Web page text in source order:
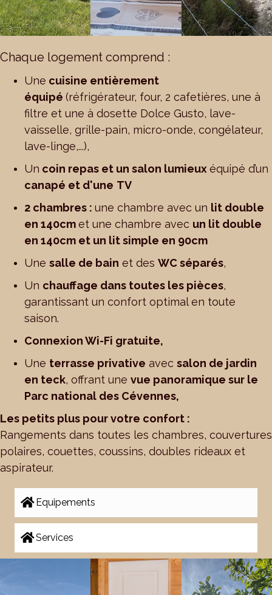
Chaque logement comprend :
Une cuisine entièrement
équipé (réfrigérateur, four, 2 cafetières, une à
filtre et une à dosette Dolce Gusto, lave-
vaisselle, grille-pain, micro-onde, congélateur,
lave-linge,...),
Un coin repas et un salon lumieuxéquipé d’un
canapé et d'une TV
2 chambres : une chambre avec un lit double
en 140cmet une chambre avec un lit double
en 140cm et un lit simple en 90cm
Une salle de bain et des WC séparés,
Un chauffage dans toutes les pièces,
garantissant un confort optimal en toute
saison.
Connexion Wi-Fi gratuite,
Une terrasse privative avec salon de jardin
en teck, offrant une vue panoramique sur le
Parc national des Cévennes,
Les petits plus pour votre confort :
Rangements dans toutes les chambres, couvertures
polaires, couettes, coussins, doubles rideaux et
aspirateur.
Equipements
Services